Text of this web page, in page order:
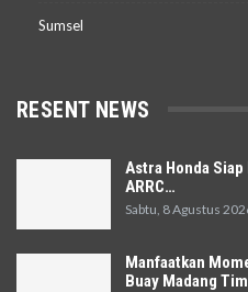
Sumsel
RESENT NEWS
Astra Honda
ARRC…
Sabtu, 8 Agustus
Manfaatkan
Buay Madang